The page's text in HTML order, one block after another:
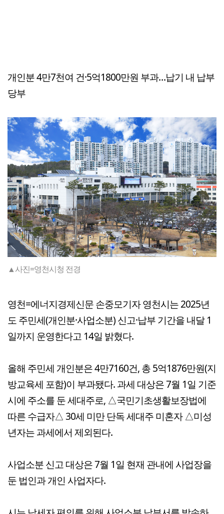
개인분 4만7천여 건·5억1800만원 부과…납기 내 납부
당부
▲사진=영천시청 전경
영천=에너지경제신문 손중모기자 영천시는 2025년
도 주민세(개인분·사업소분) 신고·납부 기간을 내달 1
일까지 운영한다고 14일 밝혔다.
올해 주민세 개인분은 4만7160건, 총 5억1876만원(지
방교육세 포함)이 부과됐다. 과세 대상은 7월 1일 기준
시에 주소를 둔 세대주로, △국민기초생활보장법에
따른 수급자△ 30세 미만 단독 세대주 미혼자 △미성
년자는 과세에서 제외된다.
사업소분 신고 대상은 7월 1일 현재 관내에 사업장을
둔 법인과 개인 사업자다.